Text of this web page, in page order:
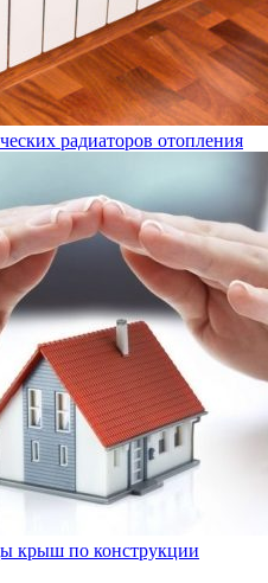
радиаторов отопления
крыш по конструкции